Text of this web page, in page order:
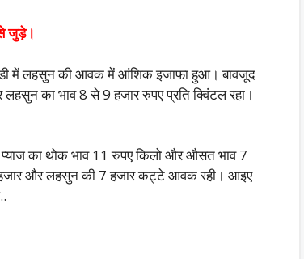
जुड़े।
में लहसुन की आवक में आंशिक इजाफा हुआ। बावजूद
का भाव 8 से 9 हजार रुपए प्रति क्विंटल रहा।
का थोक भाव 11 रुपए किलो और औसत भाव 7
हजार और लहसुन की 7 हजार कट्टे आवक रही। आइए